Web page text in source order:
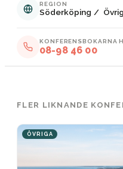
REGION
Söderköping /
KONFERENSBOKARNA
08-98 46 00
FLER LIKNANDE
ÖVRIGA